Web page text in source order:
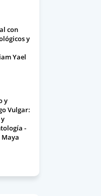
con
y
Yael
y
Vulgar:
-
Maya